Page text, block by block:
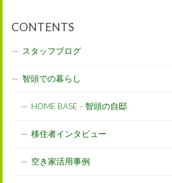
CONTENTS
スタッフブログ
智頭での暮らし
HOME BASE – 智頭の自邸
移住者インタビュー
空き家活用事例